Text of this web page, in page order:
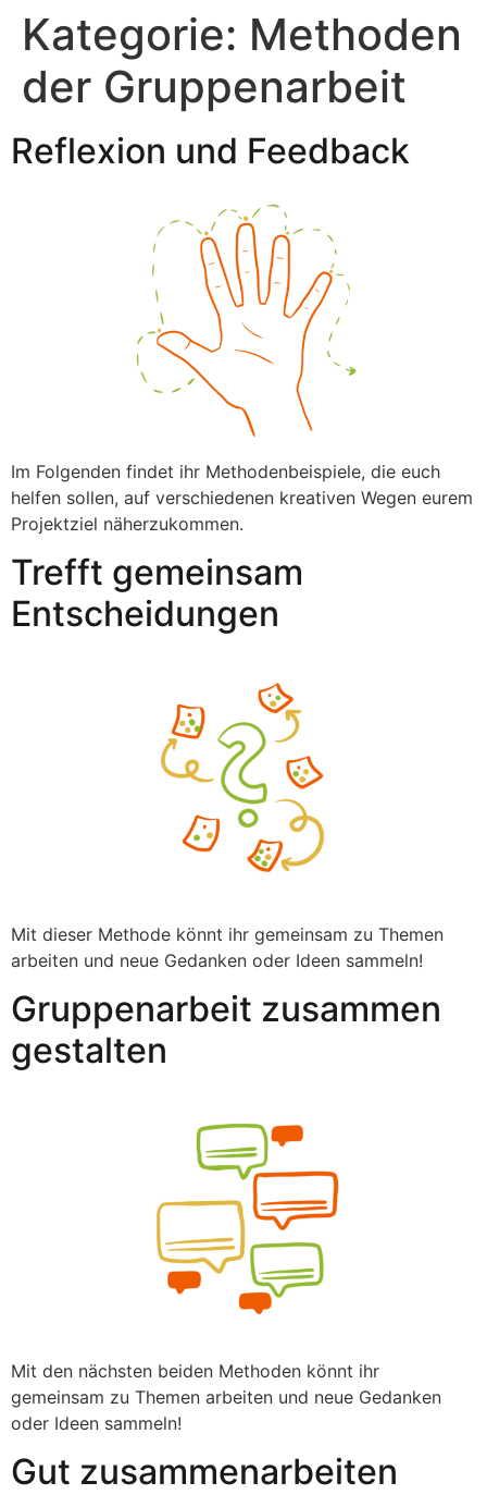
Kategorie: Methoden
der Gruppenarbeit
Reflexion und Feedback
Im Folgenden findet ihr Methodenbeispiele, die euch
helfen sollen, auf verschiedenen kreativen Wegen eurem
Projektziel näherzukommen.
Trefft gemeinsam
Entscheidungen
Mit dieser Methode könnt ihr gemeinsam zu Themen
arbeiten und neue Gedanken oder Ideen sammeln!
Gruppenarbeit zusammen
gestalten
Mit den nächsten beiden Methoden könnt ihr
gemeinsam zu Themen arbeiten und neue Gedanken
oder Ideen sammeln!
Gut zusammenarbeiten